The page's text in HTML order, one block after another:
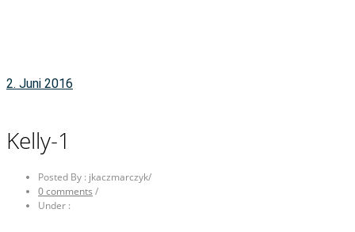
2. Juni 2016
Kelly-1
Posted By : jkaczmarczyk/
0 comments /
Under :